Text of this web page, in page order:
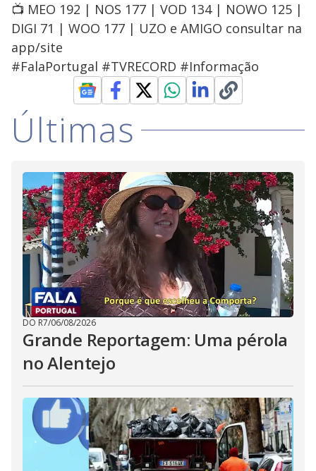
📺 MEO 192 | NOS 177 | VOD 134 | NOWO 125 |
DIGI 71 | WOO 177 | UZO e AMIGO consultar na
app/site
#FalaPortugal #TVRECORD #Informação
Últimas
DO R7/06/08/2026
Grande Reportagem: Uma pérola
no Alentejo